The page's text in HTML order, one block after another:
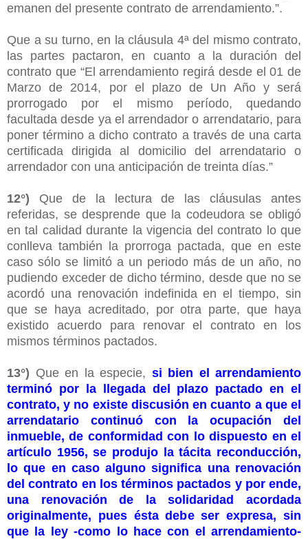
emanen del presente contrato de arrendamiento.”.
Que a su turno, en la cláusula 4ª del mismo contrato,
las partes pactaron, en cuanto a la duración del
contrato que “El arrendamiento regirá desde el 01 de
Marzo de 2014, por el plazo de Un Año y será
prorrogado por el mismo período, quedando
facultada desde ya el arrendador o arrendatario, para
poner término a dicho contrato a través de una carta
certificada dirigida al domicilio del arrendatario o
arrendador con una anticipación de treinta días.”
12°) Que de la lectura de las cláusulas antes
referidas, se desprende que la codeudora se obligó
en tal calidad durante la vigencia del contrato lo que
conlleva también la prorroga pactada, que en este
caso sólo se limitó a un periodo más de un año, no
pudiendo exceder de dicho término, desde que no se
acordó una renovación indefinida en el tiempo, sin
que se haya acreditado, por otra parte, que haya
existido acuerdo para renovar el contrato en los
mismos términos pactados.
13°) Que en la especie, si bien el arrendamiento
terminó por la llegada del plazo pactado en el
contrato, y no existe discusión en cuanto a que el
arrendatario continuó con la ocupación del
inmueble, de conformidad con lo dispuesto en el
artículo 1956, se produjo la tácita reconducción,
lo que en caso alguno significa una renovación
del contrato en los términos pactados y por ende,
una renovación de la solidaridad acordada
originalmente, pues ésta debe ser expresa, sin
que la ley -como lo hace con el arrendamiento-